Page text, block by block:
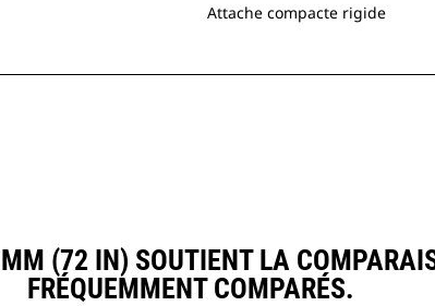
Attache compacte rigide
(72 IN) SOUTIENT LA
FRÉQUEMMENT COMPARÉS.